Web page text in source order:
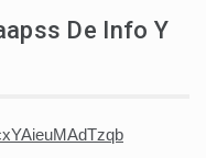
De Info Y